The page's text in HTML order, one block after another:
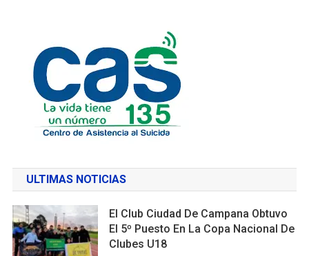
ULTIMAS NOTICIAS
El Club Ciudad De Campana Obtuvo
El 5º Puesto En La Copa Nacional De
Clubes U18